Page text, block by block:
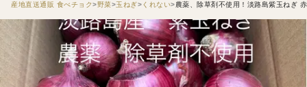
産地直送通販 食べチョク 野菜 玉ねぎ くれない 農薬、除草剤不使用！淡路島紫玉ねぎ